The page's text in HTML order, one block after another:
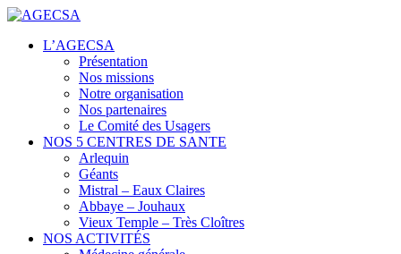
AGECSA
Centres de santé
L’AGECSA
Présentation
Nos missions
Notre organisation
Nos partenaires
Le Comité des Usagers
NOS 5 CENTRES DE SANTE
Arlequin
Géants
Mistral – Eaux Claires
Abbaye – Jouhaux
Vieux Temple – Très Cloîtres
NOS ACTIVITÉS